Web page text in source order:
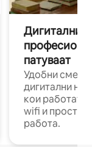
Дигитални
патуваат
Удобни
дигитални
кои работат
wifi и
работа.